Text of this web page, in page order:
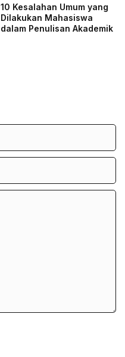
10 Kesalahan Umum yang
Dilakukan Mahasiswa
dalam Penulisan Akademik